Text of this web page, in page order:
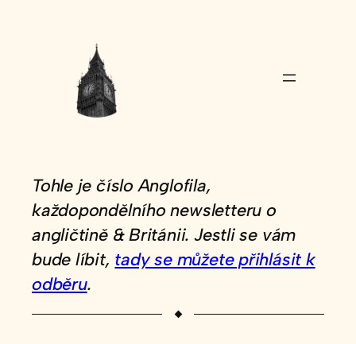
Tohle je číslo Anglofila,
každopondělního newsletteru o
angličtině & Británii. Jestli se vám
bude líbit, tady se můžete přihlásit k
odběru.